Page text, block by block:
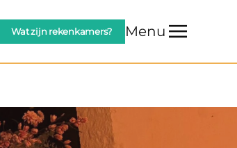
Wat zijn rekenkamers? Menu